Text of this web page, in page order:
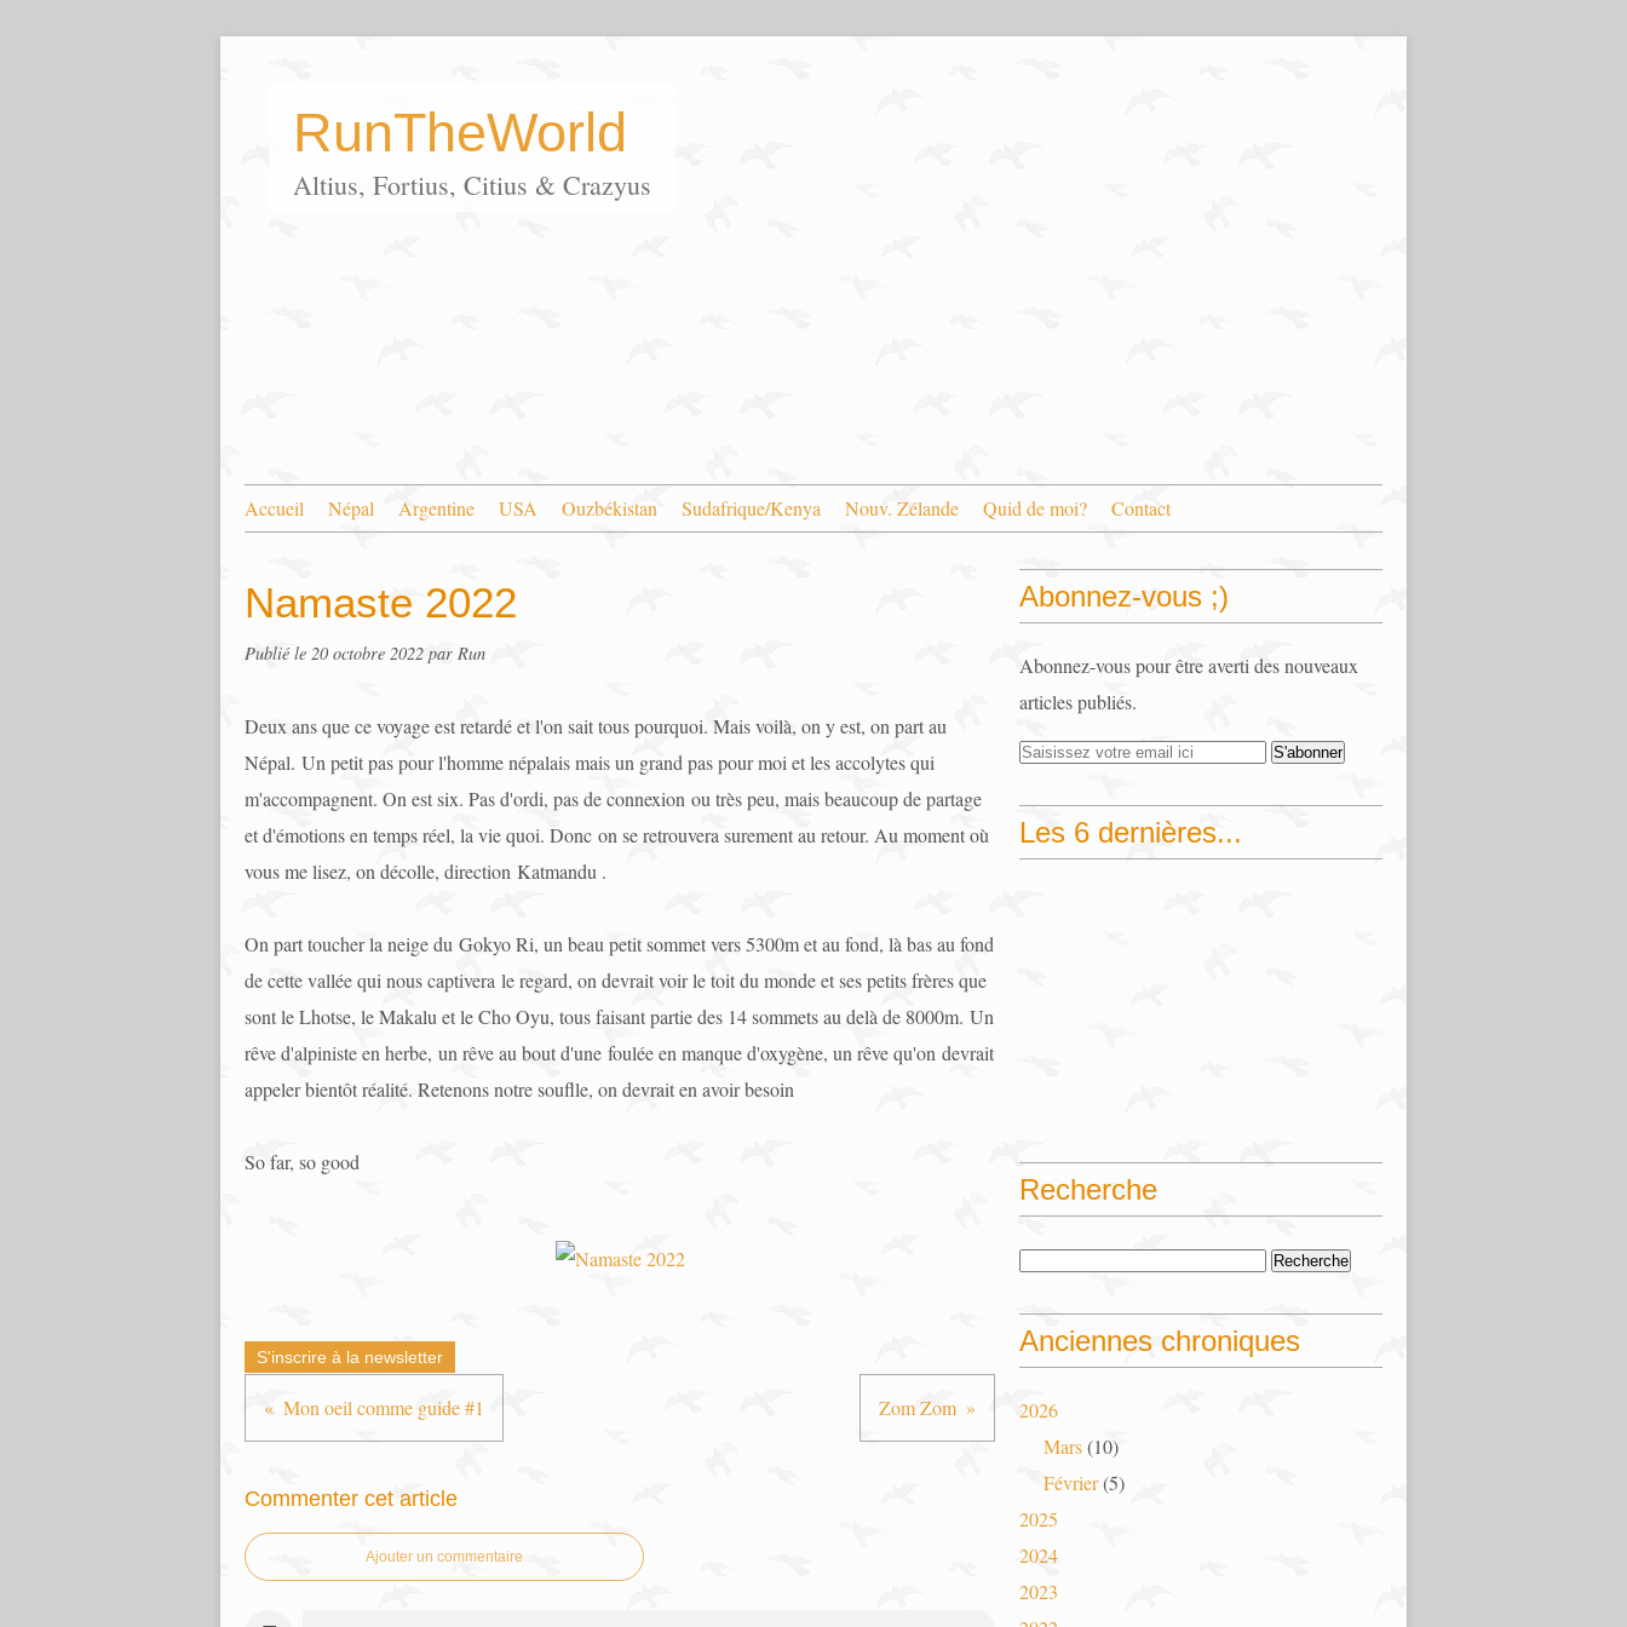
RunTheWorld
Altius, Fortius, Citius & Crazyus
Accueil Népal Argentine USA Ouzbékistan Sudafrique/Kenya Nouv. Zélande Quid de moi? Contact
Namaste 2022
Publié le 20 octobre 2022 par Run
Deux ans que ce voyage est retardé et l'on sait tous pourquoi. Mais voilà, on y est, on part au
Népal. Un petit pas pour l'homme népalais mais un grand pas pour moi et les accolytes qui
m'accompagnent. On est six. Pas d'ordi, pas de connexion ou très peu, mais beaucoup de partage
et d'émotions en temps réel, la vie quoi. Donc on se retrouvera surement au retour. Au moment où
vous me lisez, on décolle, direction Katmandu .
On part toucher la neige du Gokyo Ri, un beau petit sommet vers 5300m et au fond, là bas au fond
de cette vallée qui nous captivera le regard, on devrait voir le toit du monde et ses petits frères que
sont le Lhotse, le Makalu et le Cho Oyu, tous faisant partie des 14 sommets au delà de 8000m. Un
rêve d'alpiniste en herbe, un rêve au bout d'une foulée en manque d'oxygène, un rêve qu'on devrait
appeler bientôt réalité. Retenons notre souflle, on devrait en avoir besoin
So far, so good
S'inscrire à la newsletter
Mon oeil comme guide #1 Zom Zom
Commenter cet article
Ajouter un commentaire
Abonnez-vous ;)
Abonnez-vous pour être averti des nouveaux
articles publiés.
Les 6 dernières...
Recherche
Anciennes chroniques
2026
Mars(10)
Février(5)
2025
2024
2023